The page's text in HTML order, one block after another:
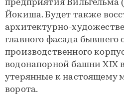
предприятия Вильгельма
Йокиша. Будет также
архитектурно-
главного фасада бывшего
производственного
водонапорной башни ХIХ
утерянные к настоящему
ворота.